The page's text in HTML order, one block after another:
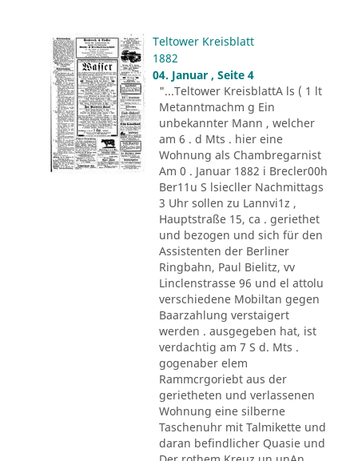
Teltower Kreisblatt
1882
04. Januar , Seite 4
"...Teltower KreisblattA ls ( 1 lt
Metanntmachm g Ein
unbekannter Mann , welcher
am 6 . d Mts . hier eine
Wohnung als Chambregarnist
Am 0 . Januar 1882 i Brecler00h
Ber11u S lsiecller Nachmittags
3 Uhr sollen zu Lannvi1z ,
Hauptstraße 15, ca . geriethet
und bezogen und sich für den
Assistenten der Berliner
Ringbahn, Paul Bielitz, vv
Linclenstrasse 96 und el attolu
verschiedene Mobiltan gegen
Baarzahlung verstaigert
werden . ausgegeben hat, ist
verdachtig am 7 S d. Mts .
gogenaber elem
Rammcrgoriebt aus der
gerietheten und verlassenen
Wohnung eine silberne
Taschenuhr mit Talmikette und
daran befindlicher Quasie und